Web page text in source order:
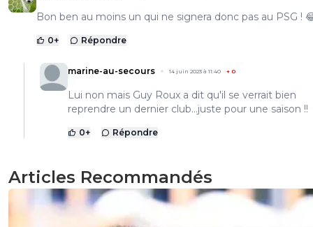
Bon ben au moins un qui ne signera donc pas au PSG !
0+ Répondre
marine-au-secours 14 juin 2023 à 11:40 + 0
Lui non mais Guy Roux a dit qu'il se verrait bien
reprendre un dernier club...juste pour une saison !!
0+ Répondre
Articles Recommandés